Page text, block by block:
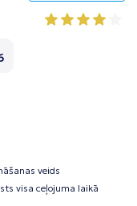
veids
visa ceļojuma laikā